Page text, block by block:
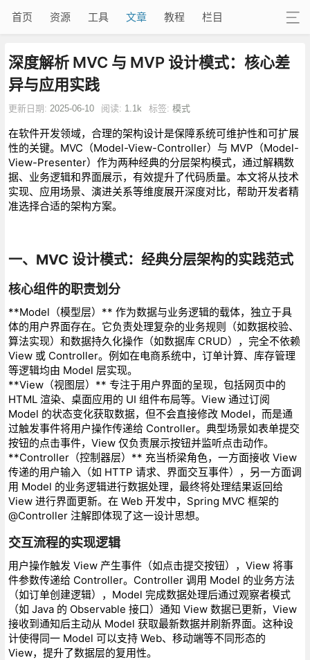
首页 资源 工具 文章 教程 栏目
深度解析 MVC 与 MVP 设计模式：核心差
异与应用实践
更新日期: 2025-06-10 阅读: 1.1k 标签: 模式
在软件开发领域，合理的架构设计是保障系统可维护性和可扩展
性的关键。MVC（Model-View-Controller）与 MVP（Model-
View-Presenter）作为两种经典的分层架构模式，通过解耦数
据、业务逻辑和界面展示，有效提升了代码质量。本文将从技术
实现、应用场景、演进关系等维度展开深度对比，帮助开发者精
准选择合适的架构方案。
一、MVC 设计模式：经典分层架构的实践范式
核心组件的职责划分
**Model（模型层）** 作为数据与业务逻辑的载体，独立于具
体的用户界面存在。它负责处理复杂的业务规则（如数据校验、
算法实现）和数据持久化操作（如数据库 CRUD），完全不依赖
View 或 Controller。例如在电商系统中，订单计算、库存管理
等逻辑均由 Model 层实现。
**View（视图层）** 专注于用户界面的呈现，包括网页中的
HTML 渲染、桌面应用的 UI 组件布局等。View 通过订阅
Model 的状态变化获取数据，但不会直接修改 Model，而是通
过触发事件将用户操作传递给 Controller。典型场景如表单提交
按钮的点击事件，View 仅负责展示按钮并监听点击动作。
**Controller（控制器层）** 充当桥梁角色，一方面接收 View
传递的用户输入（如 HTTP 请求、界面交互事件），另一方面调
用 Model 的业务逻辑进行数据处理，最终将处理结果返回给
View 进行界面更新。在 Web 开发中，Spring MVC 框架的
@Controller 注解即体现了这一设计思想。
交互流程的实现逻辑
用户操作触发 View 产生事件（如点击提交按钮），View 将事
件参数传递给 Controller。Controller 调用 Model 的业务方法
（如订单创建逻辑），Model 完成数据处理后通过观察者模式
（如 Java 的 Observable 接口）通知 View 数据已更新，View
接收到通知后主动从 Model 获取最新数据并刷新界面。这种设
计使得同一 Model 可以支持 Web、移动端等不同形态的
View，提升了数据层的复用性。